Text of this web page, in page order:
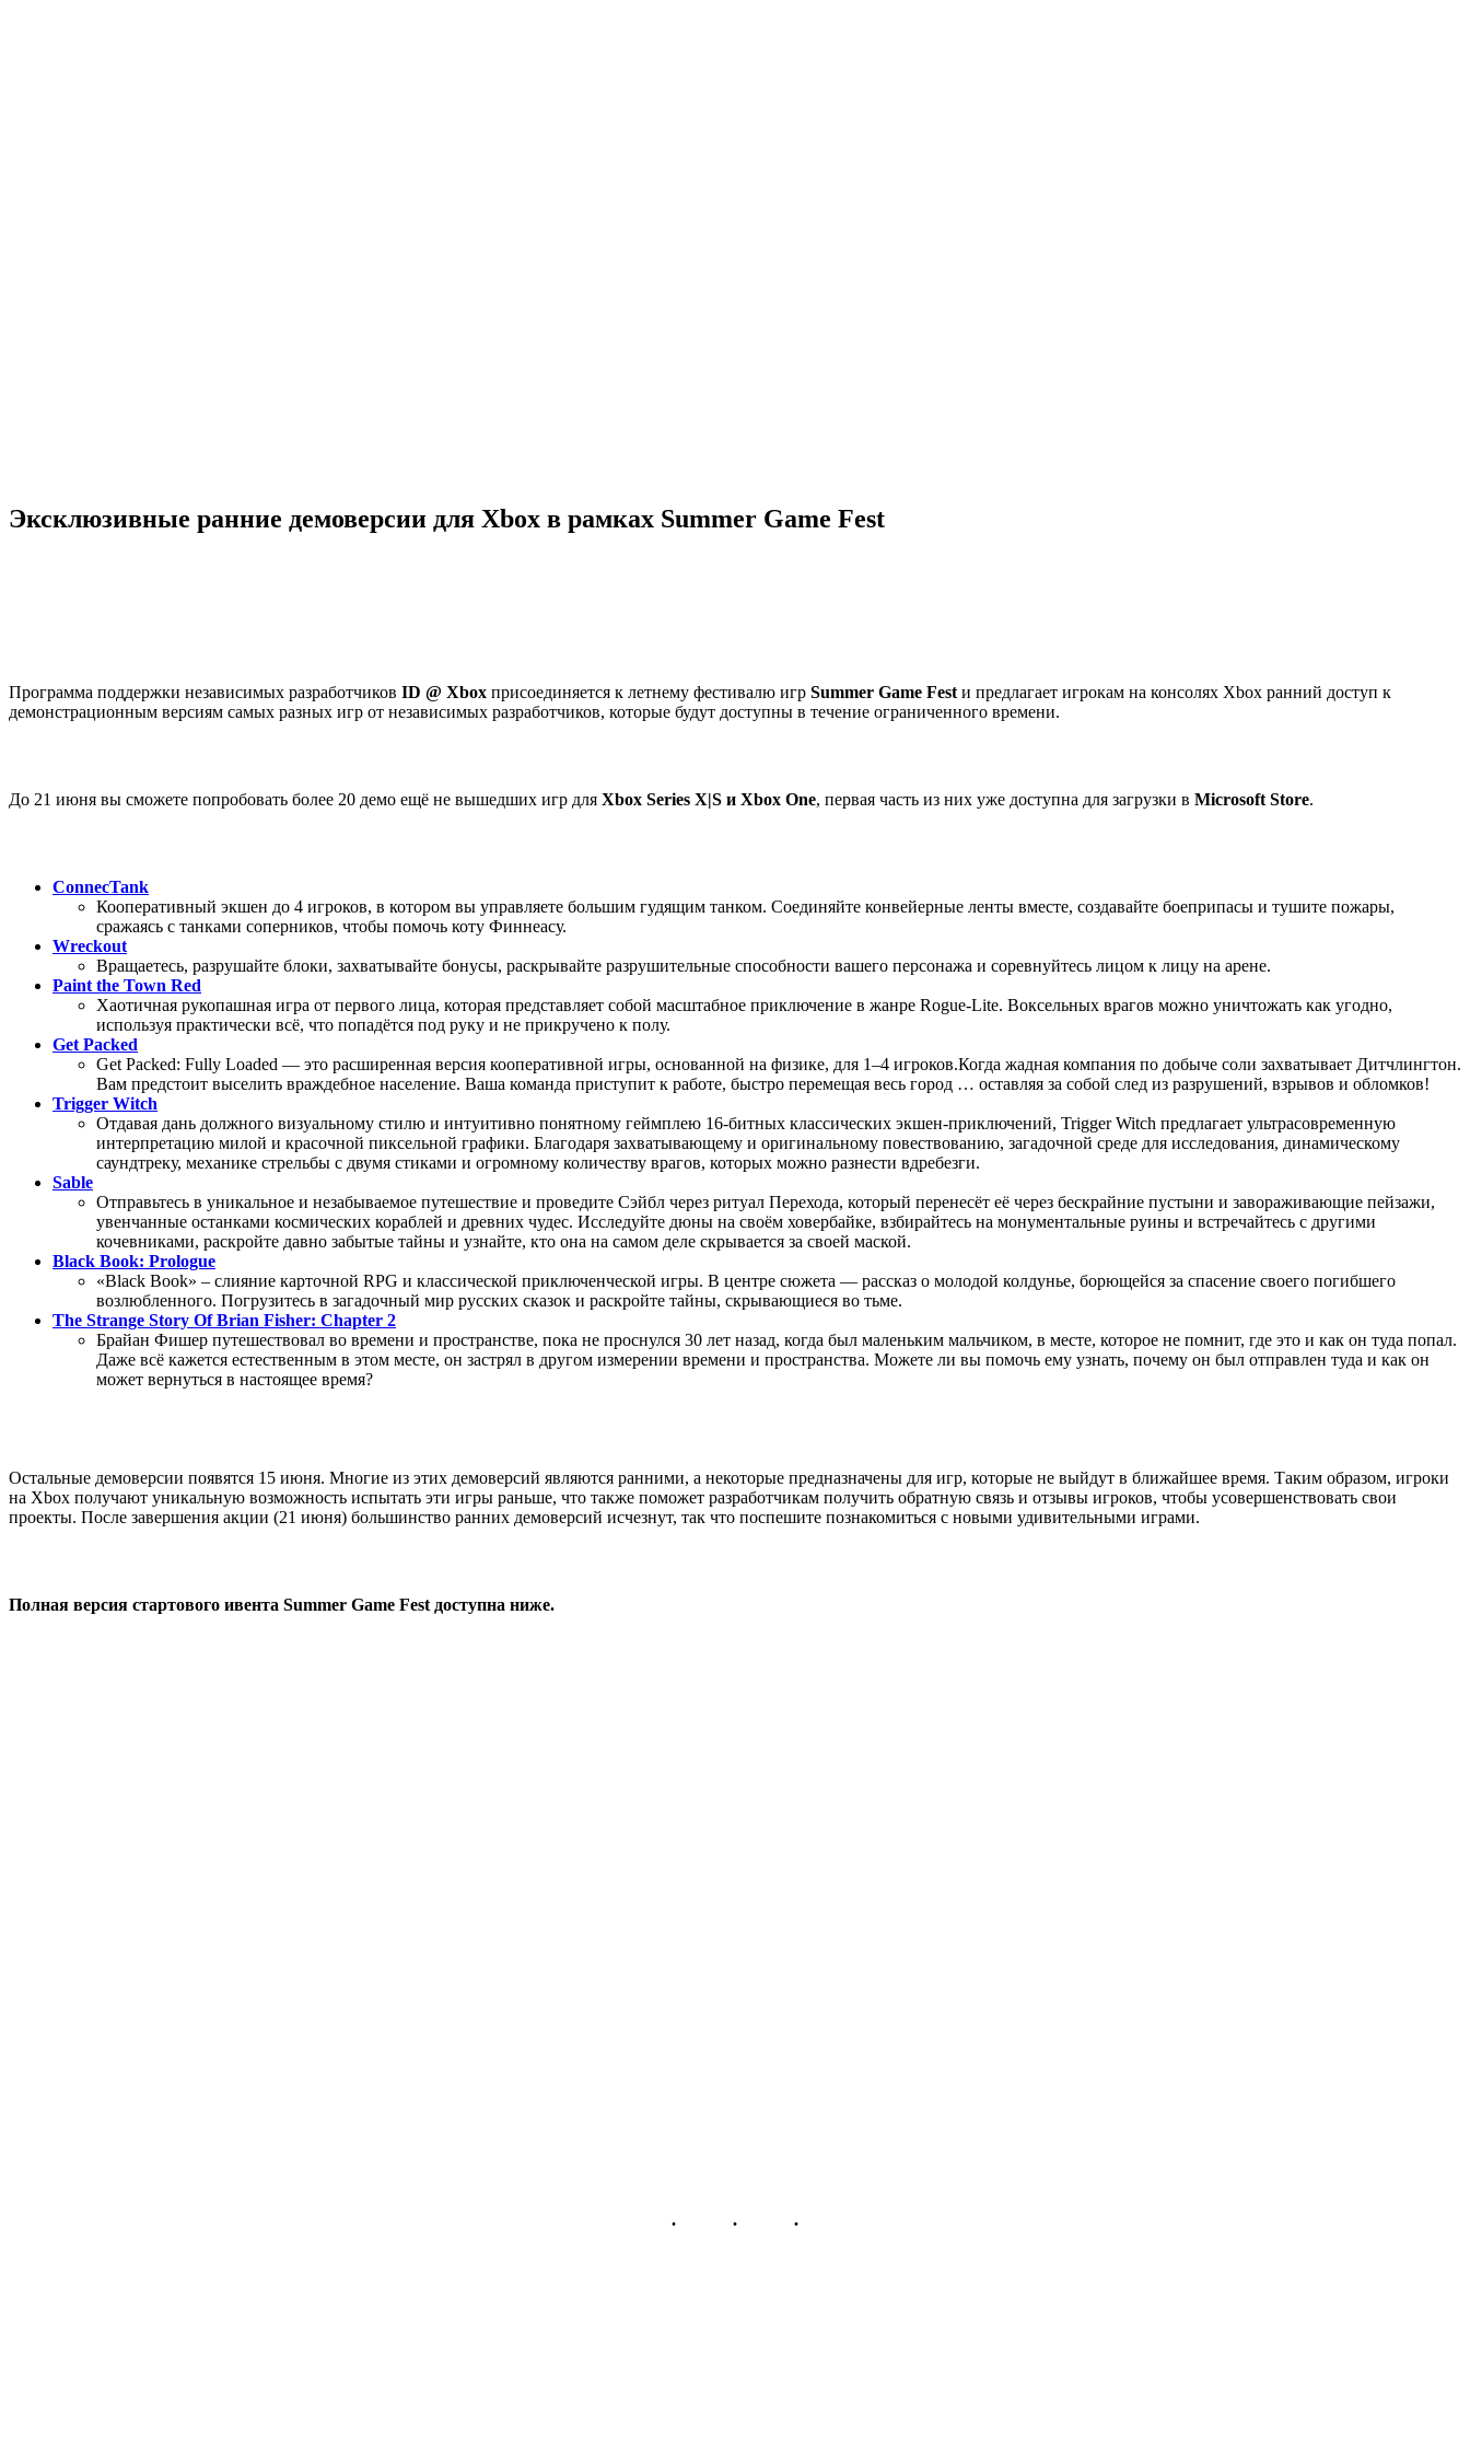
Эксклюзивные ранние демоверсии для Xbox в рамках Summer Game Fest
Программа поддержки независимых разработчиков ID @ Xbox присоединяется к летнему фестивалю игр Summer Game Fest и предлагает игрокам на консолях Xbox ранний доступ к
демонстрационным версиям самых разных игр от независимых разработчиков, которые будут доступны в течение ограниченного времени.
До 21 июня вы сможете попробовать более 20 демо ещё не вышедших игр для Xbox Series X|S и Xbox One, первая часть из них уже доступна для загрузки в Microsoft Store.
ConnecTank
Кооперативный экшен до 4 игроков, в котором вы управляете большим гудящим танком. Соединяйте конвейерные ленты вместе, создавайте боеприпасы и тушите пожары,
сражаясь с танками соперников, чтобы помочь коту Финнеасу.
Wreckout
Вращаетесь, разрушайте блоки, захватывайте бонусы, раскрывайте разрушительные способности вашего персонажа и соревнуйтесь лицом к лицу на арене.
Paint the Town Red
Хаотичная рукопашная игра от первого лица, которая представляет собой масштабное приключение в жанре Rogue-Lite. Воксельных врагов можно уничтожать как угодно,
используя практически всё, что попадётся под руку и не прикручено к полу.
Get Packed
Get Packed: Fully Loaded — это расширенная версия кооперативной игры, основанной на физике, для 1–4 игроков.Когда жадная компания по добыче соли захватывает Дитчлингтон.
Вам предстоит выселить враждебное население. Ваша команда приступит к работе, быстро перемещая весь город … оставляя за собой след из разрушений, взрывов и обломков!
Trigger Witch
Отдавая дань должного визуальному стилю и интуитивно понятному геймплею 16-битных классических экшен-приключений, Trigger Witch предлагает ультрасовременную
интерпретацию милой и красочной пиксельной графики. Благодаря захватывающему и оригинальному повествованию, загадочной среде для исследования, динамическому
саундтреку, механике стрельбы с двумя стиками и огромному количеству врагов, которых можно разнести вдребезги.
Sable
Отправьтесь в уникальное и незабываемое путешествие и проведите Сэйбл через ритуал Перехода, который перенесёт её через бескрайние пустыни и завораживающие пейзажи,
увенчанные останками космических кораблей и древних чудес. Исследуйте дюны на своём ховербайке, взбирайтесь на монументальные руины и встречайтесь с другими
кочевниками, раскройте давно забытые тайны и узнайте, кто она на самом деле скрывается за своей маской.
Black Book: Prologue
«Black Book» – слияние карточной RPG и классической приключенческой игры. В центре сюжета — рассказ о молодой колдунье, борющейся за спасение своего погибшего
возлюбленного. Погрузитесь в загадочный мир русских сказок и раскройте тайны, скрывающиеся во тьме.
The Strange Story Of Brian Fisher: Chapter 2
Брайан Фишер путешествовал во времени и пространстве, пока не проснулся 30 лет назад, когда был маленьким мальчиком, в месте, которое не помнит, где это и как он туда попал.
Даже всё кажется естественным в этом месте, он застрял в другом измерении времени и пространства. Можете ли вы помочь ему узнать, почему он был отправлен туда и как он
может вернуться в настоящее время?
Остальные демоверсии появятся 15 июня. Многие из этих демоверсий являются ранними, а некоторые предназначены для игр, которые не выйдут в ближайшее время. Таким образом, игроки
на Xbox получают уникальную возможность испытать эти игры раньше, что также поможет разработчикам получить обратную связь и отзывы игроков, чтобы усовершенствовать свои
проекты. После завершения акции (21 июня) большинство ранних демоверсий исчезнут, так что поспешите познакомиться с новыми удивительными играми.
Полная версия стартового ивента Summer Game Fest доступна ниже.